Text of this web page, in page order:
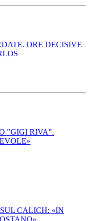
ORE DECISIVE
"GIGI RIVA".
CALICH: «IN